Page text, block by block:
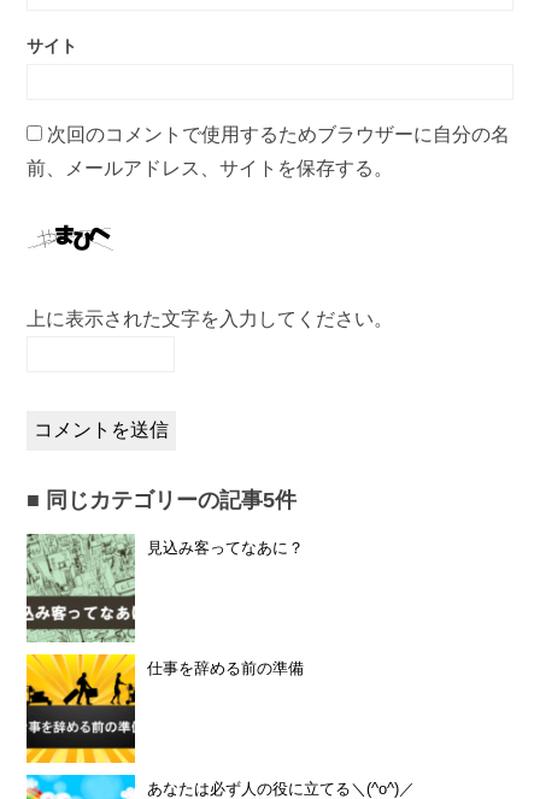
サイト
次回のコメントで使用するためブラウザーに自分の名
前、メールアドレス、サイトを保存する。
上に表示された文字を入力してください。
同じカテゴリーの記事5件
見込み客ってなあに？
仕事を辞める前の準備
あなたは必ず人の役に立てる＼(^o^)／